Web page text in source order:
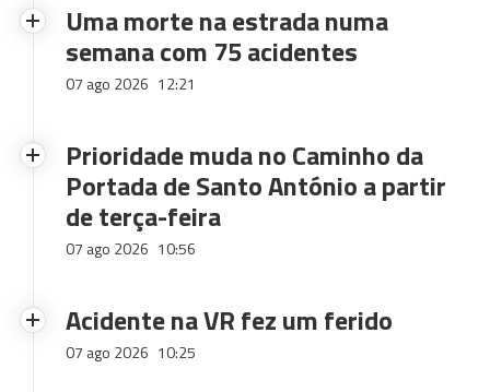
Uma morte na estrada numa
semana com 75 acidentes
07 ago 2026 12:21
Prioridade muda no Caminho da
Portada de Santo António a partir
de terça-feira
07 ago 2026 10:56
Acidente na VR fez um ferido
07 ago 2026 10:25